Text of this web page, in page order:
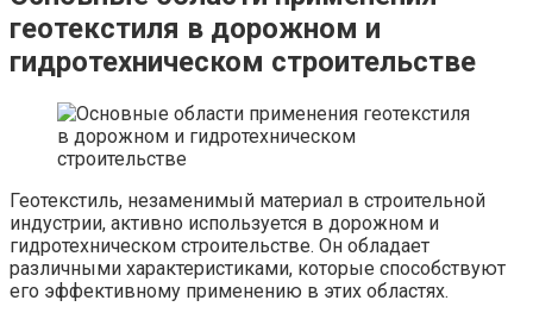
геотекстиля в дорожном и
гидротехническом строительстве
Геотекстиль, незаменимый материал в строительной
индустрии, активно используется в дорожном и
гидротехническом строительстве. Он обладает
различными характеристиками, которые способствуют
его эффективному применению в этих областях.